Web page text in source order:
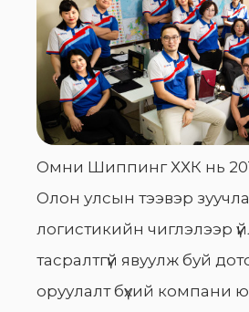
Омни Шиппинг ХХК нь
Олон улсын тээвэр
логистикийн чиглэлээр
тасралтгүй явуулж буй
оруулалт бүхий компани